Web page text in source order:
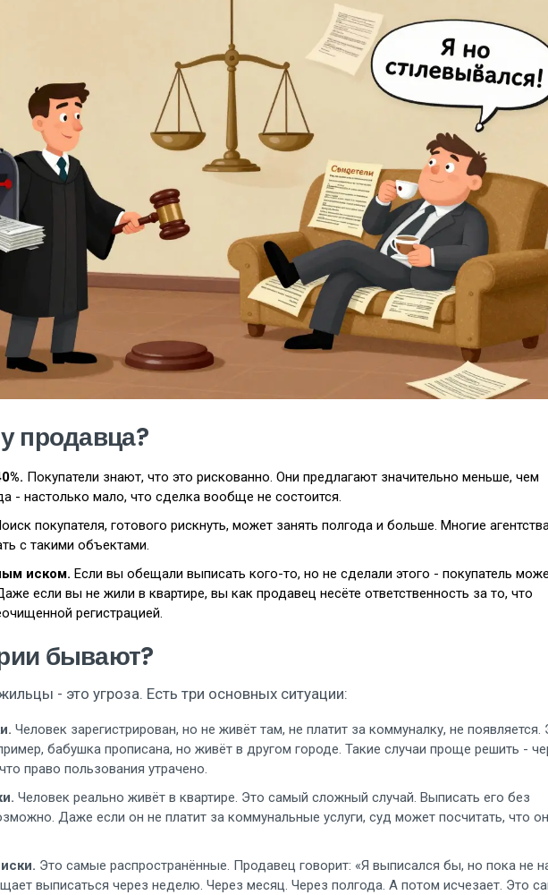
продавца?
Покупатели знают, что это рискованно. Они предлагают значительно меньше, чем
- настолько мало, что сделка вообще не состоится.
покупателя, готового рискнуть, может занять полгода и больше. Многие
с такими объектами.
иском. Если вы обещали выписать кого-то, но не сделали этого - покупатель
если вы не жили в квартире, вы как продавец несёте ответственность за то, что
регистрацией.
бывают?
- это угроза. Есть три основных ситуации:
Человек зарегистрирован, но не живёт там, не платит за коммуналку, не появляется.
бабушка прописана, но живёт в другом городе. Такие случаи проще решить -
право пользования утрачено.
Человек реально живёт в квартире. Это самый сложный случай. Выписать его без
Даже если он не платит за коммунальные услуги, суд может посчитать, что
Это самые распространённые. Продавец говорит: «Я выписался бы, но пока не
выписаться через неделю. Через месяц. Через полгода. А потом исчезает. Это